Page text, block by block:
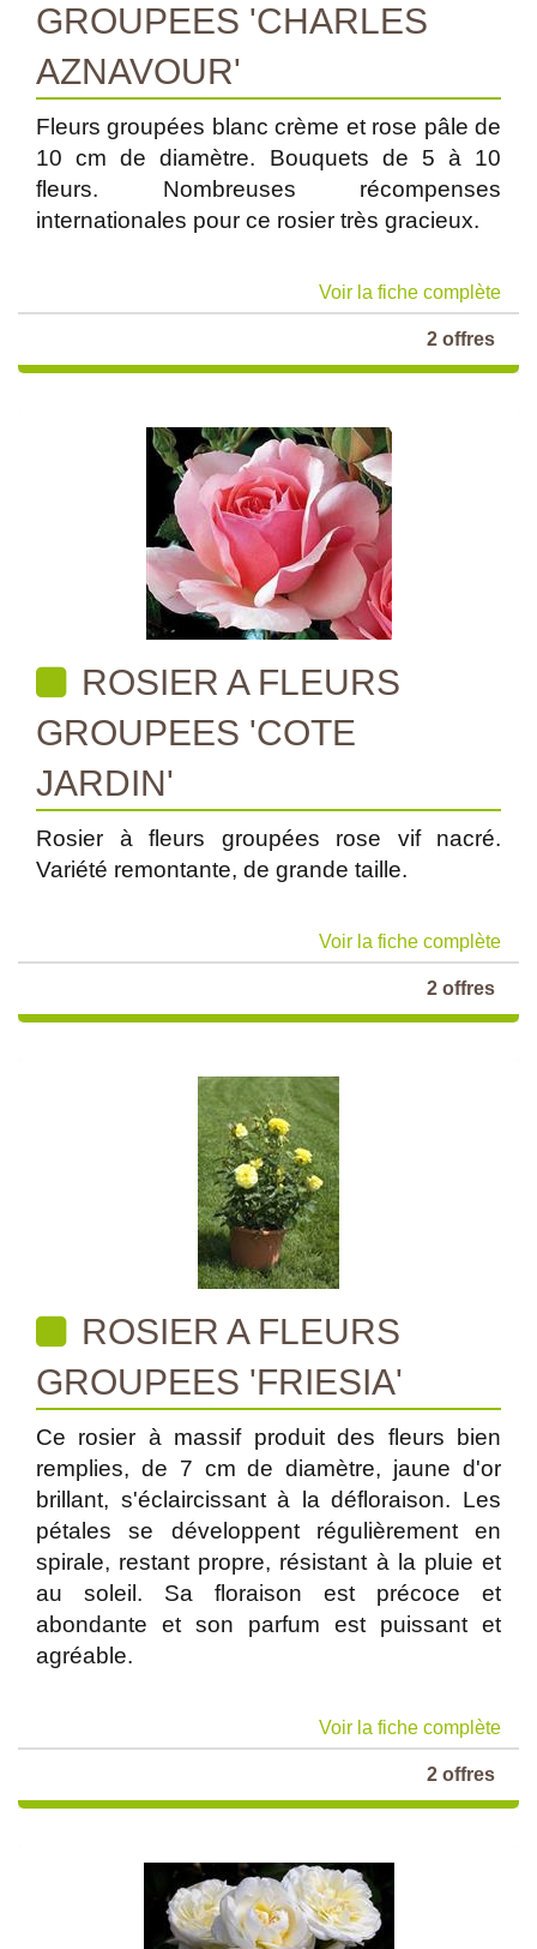
GROUPEES 'CHARLES
AZNAVOUR'
Fleurs groupées blanc crème et rose pâle de
10 cm de diamètre. Bouquets de 5 à 10
fleurs. Nombreuses récompenses
internationales pour ce rosier très gracieux.
Voir la fiche complète
2 offres
ROSIER A FLEURS
GROUPEES 'COTE
JARDIN'
Rosier à fleurs groupées rose vif nacré.
Variété remontante, de grande taille.
Voir la fiche complète
2 offres
ROSIER A FLEURS
GROUPEES 'FRIESIA'
Ce rosier à massif produit des fleurs bien
remplies, de 7 cm de diamètre, jaune d'or
brillant, s'éclaircissant à la défloraison. Les
pétales se développent régulièrement en
spirale, restant propre, résistant à la pluie et
au soleil. Sa floraison est précoce et
abondante et son parfum est puissant et
agréable.
Voir la fiche complète
2 offres